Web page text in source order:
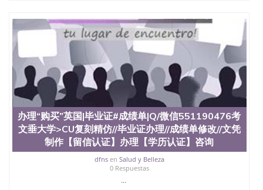
外文凭质量QQ微信551190476国外本科毕业证怎么办
理QQ微信551190476国外大学文凭真制作QQ微信
551190476办国外文凭可找工作QQ微信551190476国
外大学有毕业证QQ微信551190476办理国外毕业证价
格QQ微信551190476国外编号查询QQ微信551190476
办理国外文凭要交定金吗QQ微信551190476办国外可
查文凭QQ微信551190476网上购买真文凭可信吗QQ
微信551190476学士学位证书查询机构QQ微信
551190476 国外资格证书办理QQ微信551190476如何
办理学历认证QQ微信551190476海外文凭认证办理
QQ微信551190476 圣何塞州立大学（San Jose State
University, 又译为“圣荷西州立大学”）成立于1857
年，简称SJSU，是加州历史悠久的大学之一，也是美
西地区的公立大学之一。位于圣何塞市San Jose中
心，占地154公顷。它是一所位于加利福尼亚州的著
名综合性公立大学，它以极高的就业率，全美名列前
办理“购买”英国|毕业证#成绩单|Q/微信551190476考
文垂大学>CU复刻精仿//毕业证办理//成绩单修改//文凭
制作【留信认证】办理【学历认证】咨询
dfnsen Salud y Belleza
0 Respuestas
...